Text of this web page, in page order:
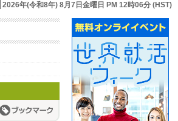
2026年(令和8年) 8月7日金曜日 PM 12時06分 (HST)